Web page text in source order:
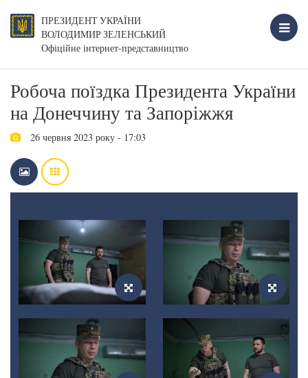
ПРЕЗИДЕНТ УКРАЇНИ
ВОЛОДИМИР ЗЕЛЕНСЬКИЙ
Офіційне інтернет-представництво
Робоча поїздка Президента України
на Донеччину та Запоріжжя
26 червня 2023 року - 17:03